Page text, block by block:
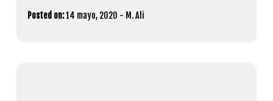
Posted on:14 mayo, 2020 - M. Ali